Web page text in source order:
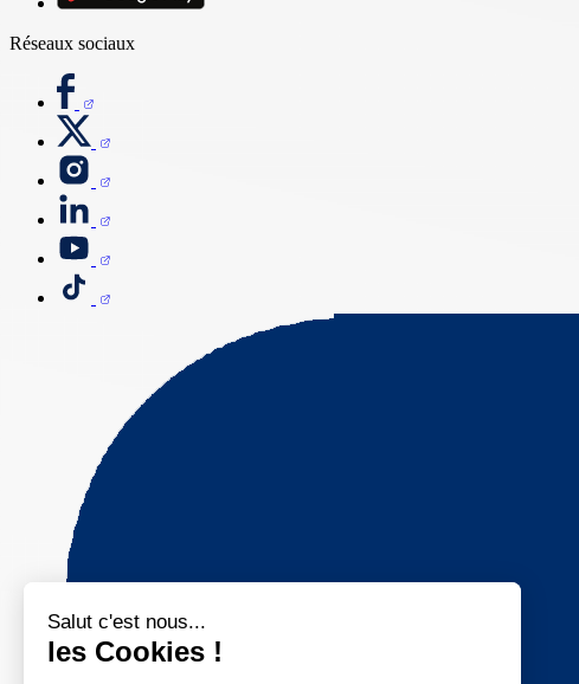
Salut c'est nous...
les Cookies !
Réseaux sociaux